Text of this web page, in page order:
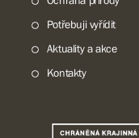
Potřebuji vyřídit
Aktuality a akce
Kontakty